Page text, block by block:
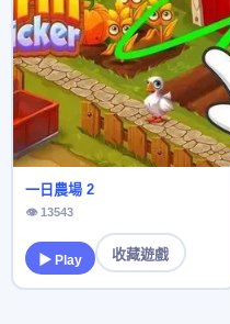
一日農場 2
👁 13543
▶ Play 收藏遊戲